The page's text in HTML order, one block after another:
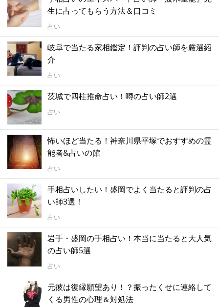
生に占ってもらう方法＆口コミ
占い
岐阜で当たる家相鑑定！評判の占い師を厳選紹
介
占い
茨城で四柱推命占い！噂の占い師2選
占い
怖いほど当たる！神奈川県平塚でおすすめの霊
能者&占いの館
占い
手相占いしたい！盛岡でよく当たると評判の占
い師3選！
占い
岩手・盛岡の手相占い！本当に当たると大人気
の占い師5選
占い
元彼は復縁願望あり！？振ったくせに連絡して
くる男性の心理＆対処法